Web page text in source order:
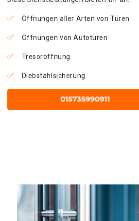
Öffnungen aller Arten von Türen
Öffnungen von Autotüren
Tresoröffnung
Diebstahlsicherung